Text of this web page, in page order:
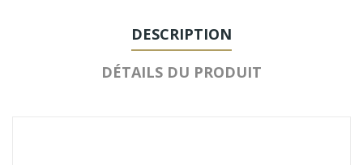
DESCRIPTION
DÉTAILS DU PRODUIT